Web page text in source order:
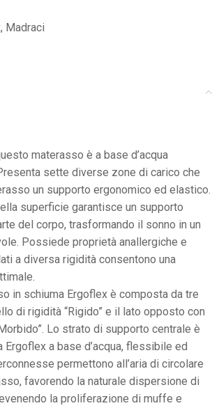
, Madraci
materasso è a base d’acqua
sette diverse zone di carico che
un supporto ergonomico ed elastico.
superficie garantisce un supporto
del corpo, trasformando il sonno in un
Possiede proprietà anallergiche e
a diversa rigidità consentono una
in schiuma Ergoflex è composta da tre
di rigidità “Rigido” e il lato opposto con
Lo strato di supporto centrale è
a base d’acqua, flessibile ed
permettono all’aria di circolare
favorendo la naturale dispersione di
la proliferazione di muffe e